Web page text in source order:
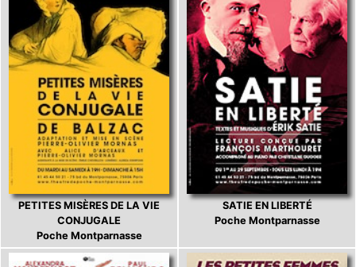
PETITES MISÈRES DE LA VIE
CONJUGALE
Poche Montparnasse
SATIE EN LIBERTÉ
Poche Montparnasse